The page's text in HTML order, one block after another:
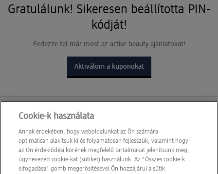
Gratulálunk! Sikeresen beállította PIN-
kódját!
Fedezze fel már most az active beauty ajánlatokat!
Aktiválom a kuponokat
Kapcsolat
Személyre szabott kedvezmények Adatok módosítása
Cookie-k
Cookie-k használata
Annak érdekében, hogy weboldalunkat az Ön számára
optimálisan alakítsuk ki és folyamatosan fejlesszük, valamint hogy
az Ön érdeklődési körének megfelelő tartalmakat jelenítsünk meg,
úgynevezett cookie-kat (sütiket) használunk. Az "Összes cookie-k
elfogadása" gomb megerősítésével Ön hozzájárul a sütik